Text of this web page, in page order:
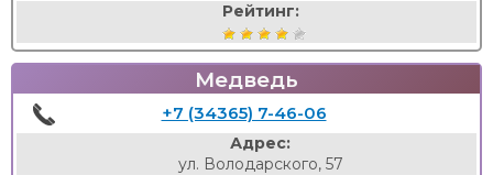
Рейтинг:
Медведь
+7 (34365) 7-46-06
Адрес:
ул. Володарского, 57